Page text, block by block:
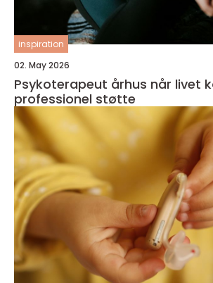
inspiration
02. May 2026
Psykoterapeut århus når livet kalder på
professionel støtte